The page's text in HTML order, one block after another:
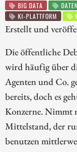
BIG DATA
KI-PLATTFORM
Erstellt und
Die öffentliche
wird häufig über
Agenten und Co.
bereits, doch es
Konzerne. Nimmt
Mittelstand, der
benutzen